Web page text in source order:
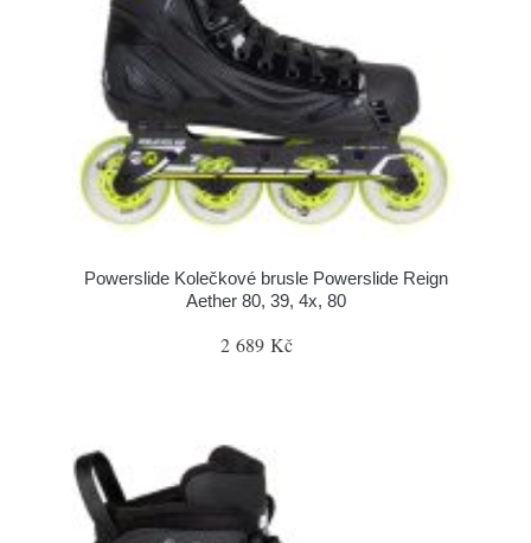
Powerslide Kolečkové brusle Powerslide Reign
Aether 80, 39, 4x, 80
2 689 Kč